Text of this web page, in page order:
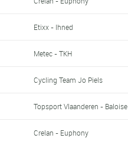
Etixx - Ihned
Metec - TKH
Cycling Team Jo Piels
Topsport Vlaanderen - Baloise
Crelan - Euphony